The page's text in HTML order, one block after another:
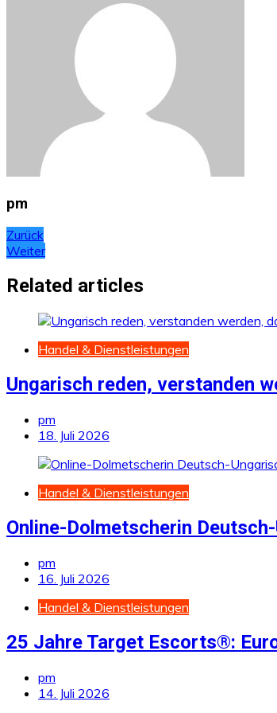
pm
Beitragsnavigation
Zurück
Weiter
Related articles
Handel & Dienstleistungen
Ungarisch reden, verstanden
pm
18. Juli 2026
Handel & Dienstleistungen
Online-Dolmetscherin
pm
16. Juli 2026
Handel & Dienstleistungen
25 Jahre Target Escorts®:
pm
14. Juli 2026